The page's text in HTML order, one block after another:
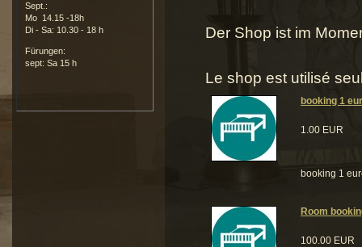
Sept.:
Mo 14.15 -18h
Di - Sa: 10.30 - 18 h
Fürungen:
sept: Sa 15 h
Der Shop ist im
Le shop est utilisé
booking 1
1.00 EUR
booking 1
Room
100.00 EUR